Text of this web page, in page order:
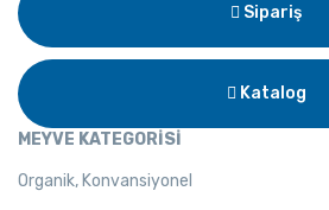
Sipariş
Katalog
MEYVE KATEGORİSİ
Organik, Konvansiyonel